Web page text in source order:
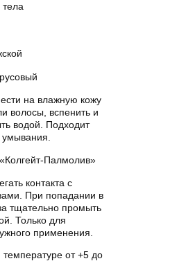
на влажную кожу
волосы, вспенить и
водой. Подходит
Палмолив»
контакта с
При попадании в
тщательно промыть
Только для
применения.
температуре от +5 до